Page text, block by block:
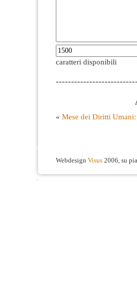
caratteri disponibili
« Mese dei Diritti
Webdesign Visus 2006, su